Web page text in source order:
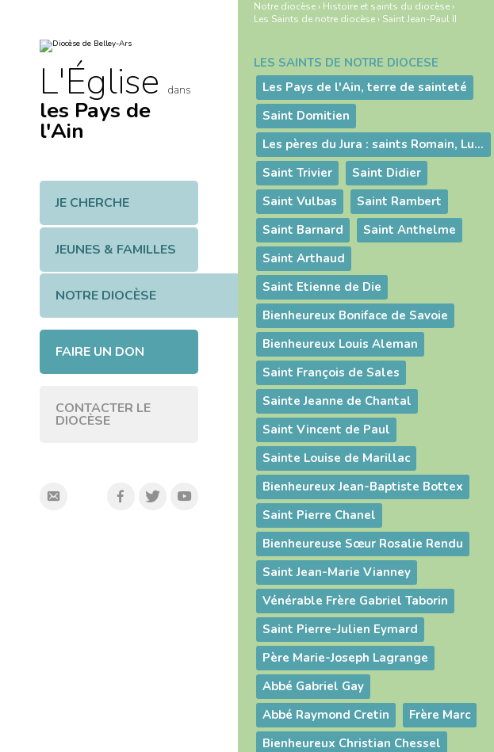
L'Église dans
les Pays de
l'Ain
JE CHERCHE
JEUNES & FAMILLES
NOTRE DIOCÈSE
FAIRE UN DON
CONTACTER LE
DIOCÈSE
Notre diocèse › Histoire et saints du diocèse ›
Les Saints de notre diocèse › Saint Jean-Paul II
Navigation
LES SAINTS DE NOTRE DIOCÈSE
Les Pays de l'Ain, terre de sainteté
Saint Domitien
Les pères du Jura : saints Romain, Lupicin et Oyend
Saint Trivier
Saint Didier
Saint Vulbas
Saint Rambert
Saint Barnard
Saint Anthelme
Saint Arthaud
Saint Etienne de Die
Bienheureux Boniface de Savoie
Bienheureux Louis Aleman
Saint François de Sales
Sainte Jeanne de Chantal
Saint Vincent de Paul
Sainte Louise de Marillac
Bienheureux Jean-Baptiste Bottex
Saint Pierre Chanel
Bienheureuse Sœur Rosalie Rendu
Saint Jean-Marie Vianney
Vénérable Frère Gabriel Taborin
Saint Pierre-Julien Eymard
Père Marie-Joseph Lagrange
Abbé Gabriel Gay
Abbé Raymond Cretin
Frère Marc
Bienheureux Christian Chessel